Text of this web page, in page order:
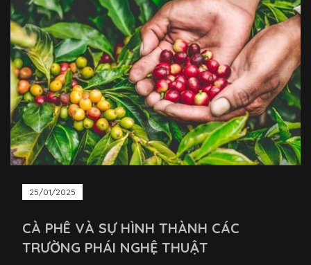
25/01/2025
CÀ PHÊ VÀ SỰ HÌNH THÀNH CÁC
TRƯỜNG PHÁI NGHỆ THUẬT